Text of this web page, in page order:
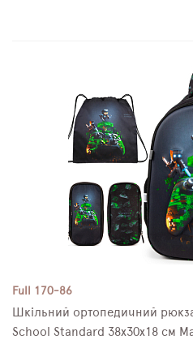
Full 170-86
Шкільний ортопедичний
School Standard 38х30х18 см